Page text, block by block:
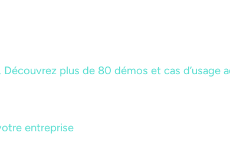
Découvrez plus de 80 démos et cas
entreprise